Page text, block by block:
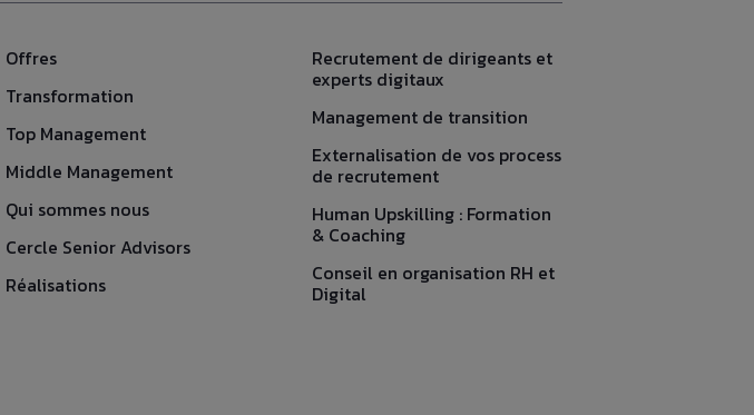
Offres
Transformation
Top Management
Middle Management
Qui sommes nous
Cercle Senior Advisors
Réalisations
Recrutement de dirigeants et
experts digitaux
Management de transition
Externalisation de vos process
de recrutement
Human Upskilling : Formation
& Coaching
Conseil en organisation RH et
Digital